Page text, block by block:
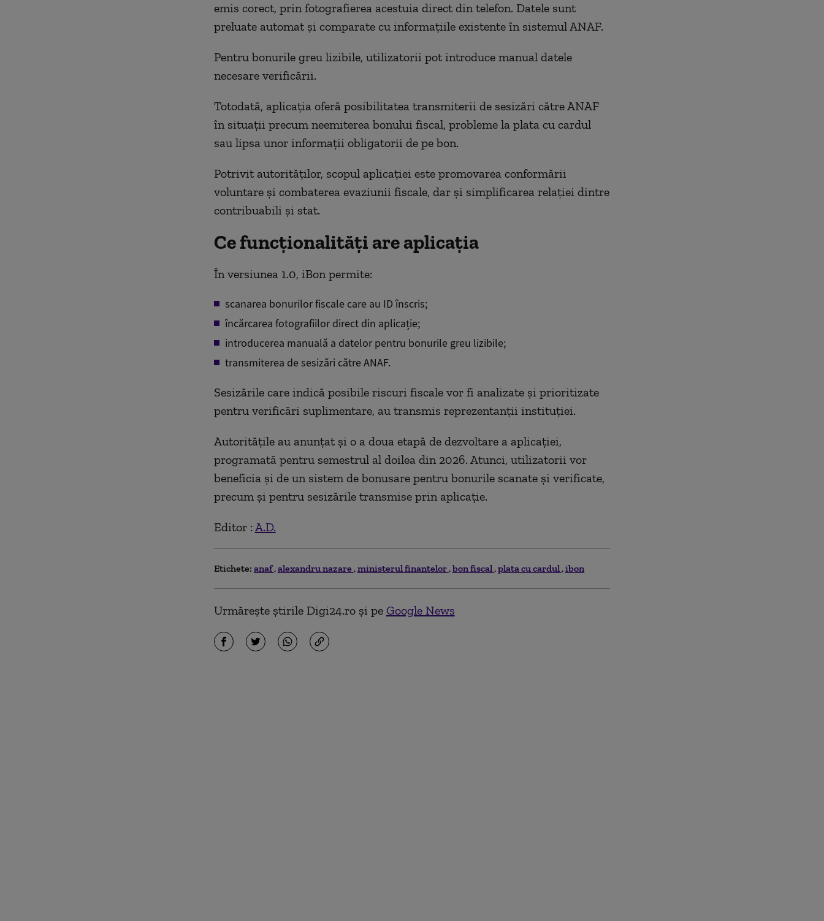
emis corect, prin fotografierea acestuia direct din telefon. Datele sunt
preluate automat și comparate cu informațiile existente în sistemul ANAF.
Pentru bonurile greu lizibile, utilizatorii pot introduce manual datele
necesare verificării.
Totodată, aplicația oferă posibilitatea transmiterii de sesizări către ANAF
în situații precum neemiterea bonului fiscal, probleme la plata cu cardul
sau lipsa unor informații obligatorii de pe bon.
Potrivit autorităților, scopul aplicației este promovarea conformării
voluntare și combaterea evaziunii fiscale, dar și simplificarea relației dintre
contribuabili și stat.
Ce funcționalități are aplicația
În versiunea 1.0, iBon permite:
scanarea bonurilor fiscale care au ID înscris;
încărcarea fotografiilor direct din aplicație;
introducerea manuală a datelor pentru bonurile greu lizibile;
transmiterea de sesizări către ANAF.
Sesizările care indică posibile riscuri fiscale vor fi analizate și prioritizate
pentru verificări suplimentare, au transmis reprezentanții instituției.
Autoritățile au anunțat și o a doua etapă de dezvoltare a aplicației,
programată pentru semestrul al doilea din 2026. Atunci, utilizatorii vor
beneficia și de un sistem de bonusare pentru bonurile scanate și verificate,
precum și pentru sesizările transmise prin aplicație.
Editor : A.D.
Etichete: anaf alexandru nazare ministerul finantelor bon fiscal plata cu cardul ibon
Urmărește știrile Digi24.ro și pe Google News